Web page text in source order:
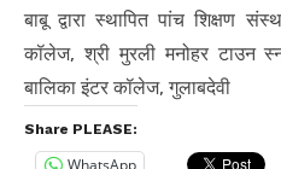
बाबू द्वारा स्थापित पांच शिक्षण
कॉलेज, श्री मुरली मनोहर टाउन
बालिका इंटर कॉलेज, गुलाबदेवी
Share PLEASE:
WhatsApp